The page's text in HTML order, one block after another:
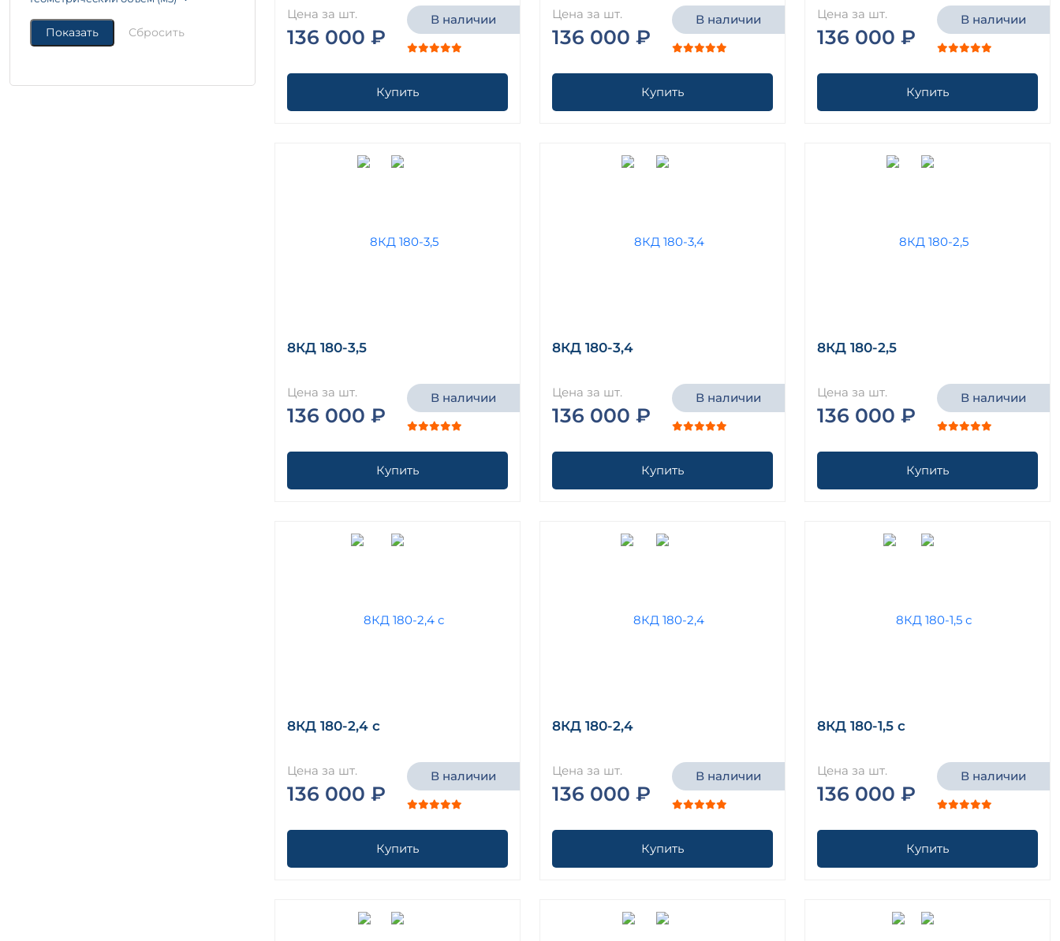
Цена за шт.
136 000 ₽
В наличии
Купить
Цена за шт.
136 000 ₽
В наличии
Купить
Цена за шт.
136 000 ₽
В наличии
Купить
8КД 180-3,5
Цена за шт.
136 000 ₽
В наличии
Купить
8КД 180-3,4
Цена за шт.
136 000 ₽
В наличии
Купить
8КД 180-2,5
Цена за шт.
136 000 ₽
В наличии
Купить
8КД 180-2,4 с
Цена за шт.
136 000 ₽
В наличии
Купить
8КД 180-2,4
Цена за шт.
136 000 ₽
В наличии
Купить
8КД 180-1,5 с
Цена за шт.
136 000 ₽
В наличии
Купить